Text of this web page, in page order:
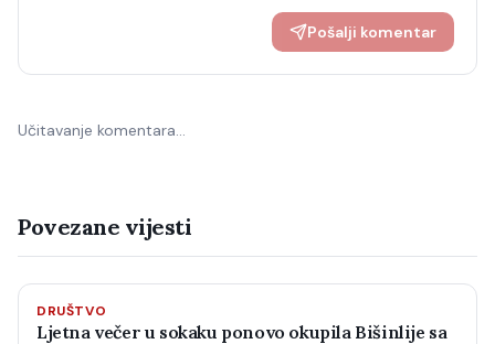
Pošalji komentar
Učitavanje komentara…
Povezane vijesti
DRUŠTVO
Ljetna večer u sokaku ponovo okupila Bišinlije sa